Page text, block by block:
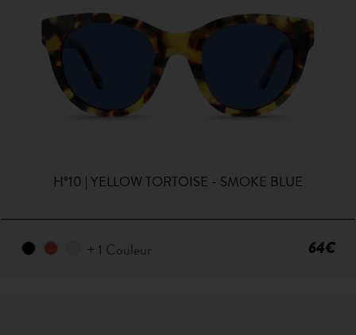
H°10 | YELLOW TORTOISE - SMOKE BLUE
+ 1 Couleur 64€